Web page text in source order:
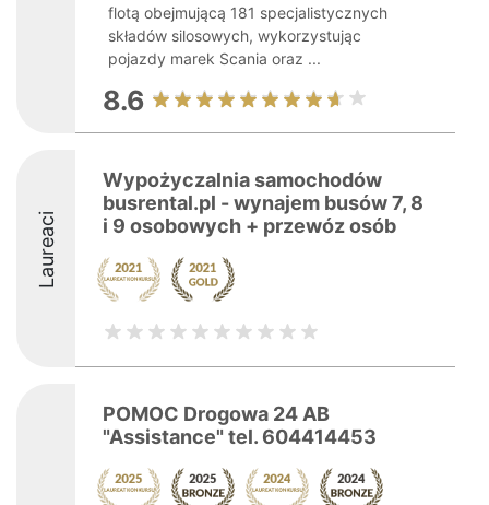
flotą obejmującą 181 specjalistycznych
składów silosowych, wykorzystując
pojazdy marek Scania oraz ...
8.6
Laureaci
Wypożyczalnia samochodów
busrental.pl - wynajem busów 7, 8
i 9 osobowych + przewóz osób
POMOC Drogowa 24 AB
"Assistance" tel. 604414453